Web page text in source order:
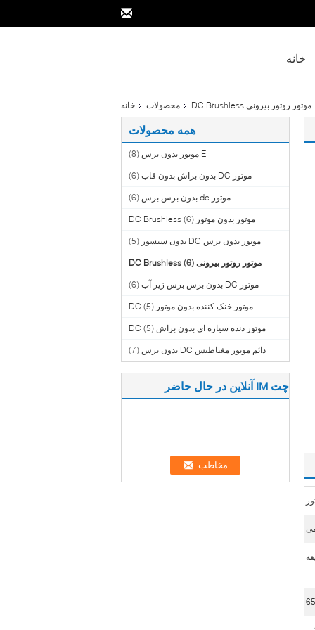
خانه
خانه محصولات موتور روتور بیرونی DC Brushless
همه محصولات
E موتور بدون برس (8)
موتور DC بدون براش بدون قاب (6)
موتور dc بدون برس برس (6)
موتور بدون موتور DC Brushless (6)
موتور بدون برس DC بدون سنسور (5)
موتور روتور بیرونی DC Brushless (6)
موتور DC بدون برس برس زیر آب (6)
موتور خنک کننده بدون موتور DC (5)
موتور دنده سیاره ای بدون براش DC (5)
دائم موتور مغناطیس DC بدون برس (7)
چت IM آنلاین در حال حاضر